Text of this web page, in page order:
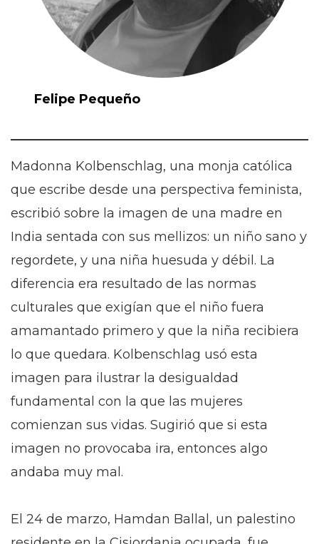
Felipe Pequeño
Madonna Kolbenschlag, una monja católica
que escribe desde una perspectiva feminista,
escribió sobre la imagen de una madre en
India sentada con sus mellizos: un niño sano y
regordete, y una niña huesuda y débil. La
diferencia era resultado de las normas
culturales que exigían que el niño fuera
amamantado primero y que la niña recibiera
lo que quedara. Kolbenschlag usó esta
imagen para ilustrar la desigualdad
fundamental con la que las mujeres
comienzan sus vidas. Sugirió que si esta
imagen no provocaba ira, entonces algo
andaba muy mal.
El 24 de marzo, Hamdan Ballal, un palestino